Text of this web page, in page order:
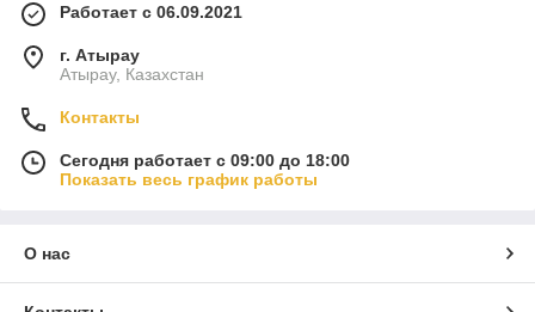
Работает с 06.09.2021
г. Атырау
Атырау, Казахстан
Контакты
Сегодня работает с 09:00 до 18:00
Показать весь график работы
О нас